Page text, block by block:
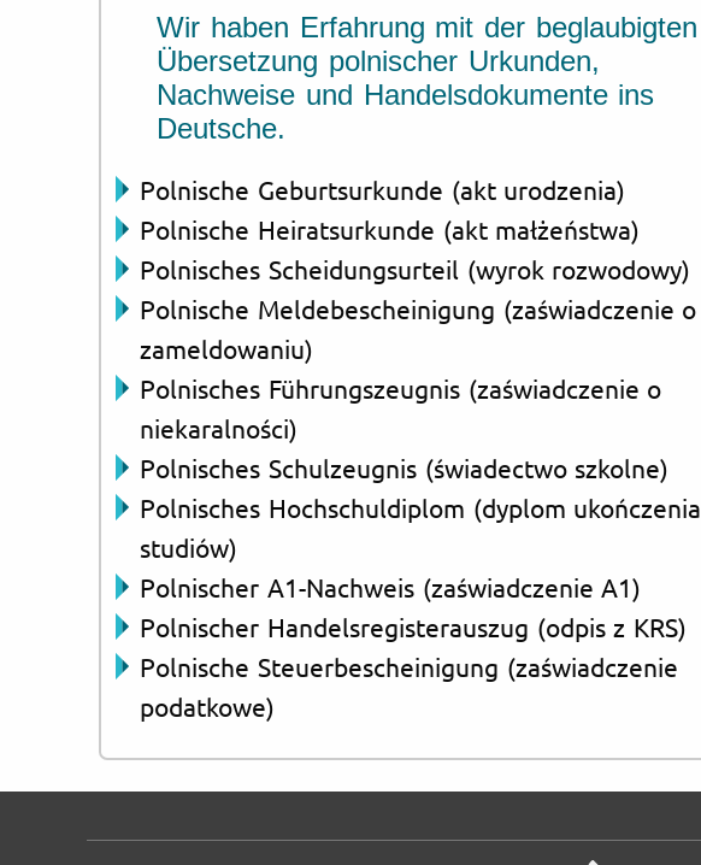
Wir haben Erfahrung mit der beglaubigten
Übersetzung polnischer Urkunden,
Nachweise und Handelsdokumente ins
Deutsche.
Polnische Geburtsurkunde (akt urodzenia)
Polnische Heiratsurkunde (akt małżeństwa)
Polnisches Scheidungsurteil (wyrok rozwodowy)
Polnische Meldebescheinigung (zaświadczenie o
zameldowaniu)
Polnisches Führungszeugnis (zaświadczenie o
niekaralności)
Polnisches Schulzeugnis (świadectwo szkolne)
Polnisches Hochschuldiplom (dyplom ukończenia
studiów)
Polnischer A1-Nachweis (zaświadczenie A1)
Polnischer Handelsregisterauszug (odpis z KRS)
Polnische Steuerbescheinigung (zaświadczenie
podatkowe)